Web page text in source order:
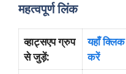
महत्वपूर्ण लिंक
व्हाट्सएप ग्रुप
से जुड़ें:
यहाँ क्लिक
करें